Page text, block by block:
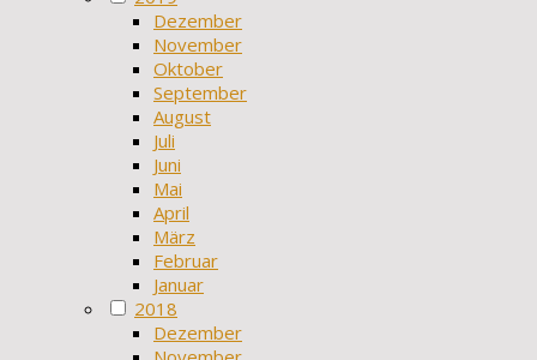
Dezember
November
Oktober
September
August
Juli
Juni
Mai
April
März
Februar
Januar
2018
Dezember